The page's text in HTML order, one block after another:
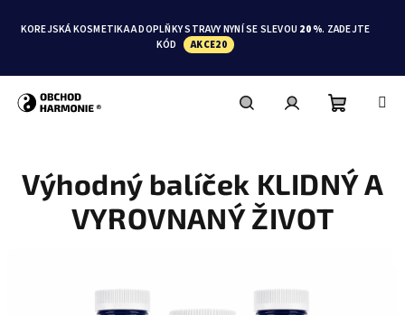
KOREJSKÁ KOSMETIKA A DOPLŇKY STRAVY NYNÍ SE SLEVOU 20 %. ZADEJTE
KÓD
AKCE20
košík
Výhodný balíček KLIDNÝ A
VYROVNANÝ ŽIVOT